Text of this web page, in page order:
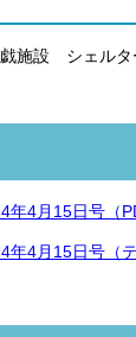
施設 シェルタ
年4月15日号（
年4月15日号（